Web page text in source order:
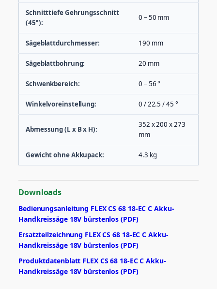
Schnitttiefe Gehrungsschnitt
(45°):
0 – 50 mm
Sägeblattdurchmesser: 190 mm
Sägeblattbohrung: 20 mm
Schwenkbereich: 0 – 56 °
Winkelvoreinstellung: 0 / 22.5 / 45 °
Abmessung (L x B x H):
352 x 200 x 273
mm
Gewicht ohne Akkupack: 4.3 kg
Downloads
Bedienungsanleitung FLEX CS 68 18-EC C Akku-
Handkreissäge 18V bürstenlos (PDF)
Ersatzteilzeichnung FLEX CS 68 18-EC C Akku-
Handkreissäge 18V bürstenlos (PDF)
Produktdatenblatt FLEX CS 68 18-EC C Akku-
Handkreissäge 18V bürstenlos (PDF)